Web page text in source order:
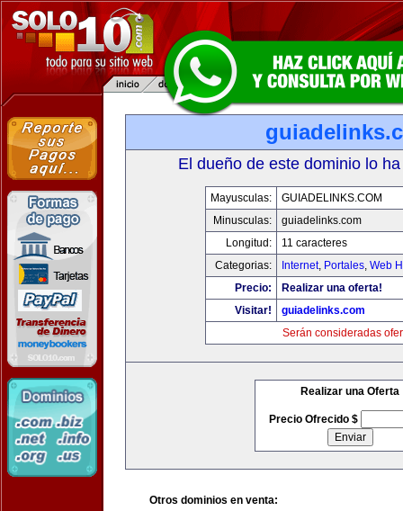
El dueño de este dominio lo
Mayusculas:
GUIADELINKS.COM
Minusculas:
guiadelinks.com
Longitud:
11 caracteres
Categorias:
Internet, Portales, Web
Precio:
Realizar una oferta!
Visitar!
guiadelinks.com
Serán consideradas
Realizar una Oferta
Precio Ofrecido $
Otros dominios en venta: